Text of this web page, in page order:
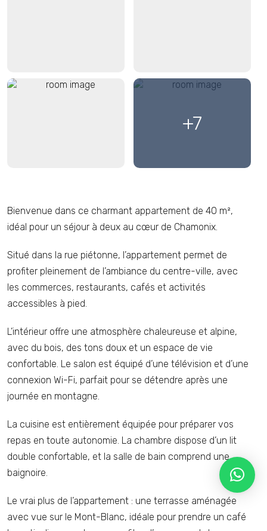
salon
salle à manger
+7
Bienvenue dans ce charmant appartement de 40 m²,
idéal pour un séjour à deux au cœur de Chamonix.
Situé dans la rue piétonne, l’appartement permet de
profiter pleinement de l’ambiance du centre-ville, avec
les commerces, restaurants, cafés et activités
accessibles à pied.
L’intérieur offre une atmosphère chaleureuse et alpine,
avec du bois, des tons doux et un espace de vie
confortable. Le salon est équipé d’une télévision et d’une
connexion Wi-Fi, parfait pour se détendre après une
journée en montagne.
La cuisine est entièrement équipée pour préparer vos
repas en toute autonomie. La chambre dispose d’un lit
double confortable, et la salle de bain comprend une
baignoire.
Le vrai plus de l’appartement : une terrasse aménagée
avec vue sur le Mont-Blanc, idéale pour prendre un café